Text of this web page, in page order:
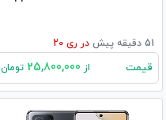
51 دقیقه پیش در ری 20
قیمت از تومان